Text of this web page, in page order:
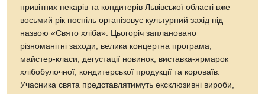
привітних пекарів та кондитерів Львівської області вже
восьмий рік поспіль організовує культурний захід під
назвою «Свято хліба». Цьогоріч заплановано
різноманітні заходи, велика концертна програма,
майстер-класи, дегустації новинок, виставка-ярмарок
хлібобулочної, кондитерської продукції та короваїв.
Учасника свята представлятимуть ексклюзивні вироби,